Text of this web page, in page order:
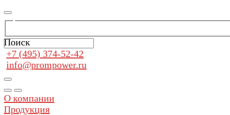
Поиск
+7 (495) 374-52-42
info@prompower.ru
О компании
Продукция